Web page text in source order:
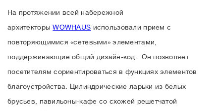
На протяжении всей набережной
архитекторыWOWHAUS использовали прием с
повторяющимися «сетевыми» элементами,
поддерживающие общий дизайн-код. Он позволяет
посетителям сориентироваться в функциях элементов
благоустройства. Цилиндрические ларьки из белых
брусьев, павильоны-кафе со схожей решетчатой